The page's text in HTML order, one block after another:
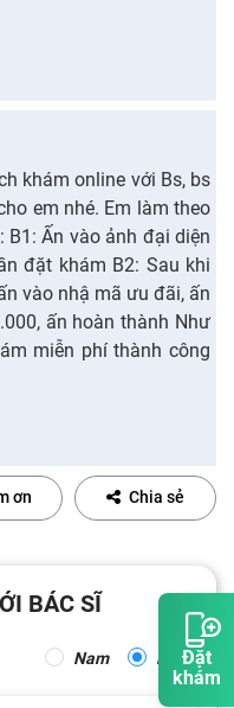
Đặt
khám
khám online với Bs, bs
em nhé. Em làm theo
B1: Ấn vào ảnh đại diện
đặt khám B2: Sau khi
vào nhậ mã ưu đãi, ấn
ấn hoàn thành Như
miễn phí thành công
ơn Chia sẻ
BÁC SĨ
Nam Nữ